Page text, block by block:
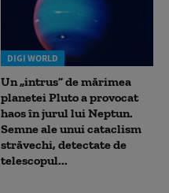
DIGI WORLD
Un „intrus” de mărimea
planetei Pluto a provocat
haos în jurul lui Neptun.
Semne ale unui cataclism
străvechi, detectate de
telescopul...